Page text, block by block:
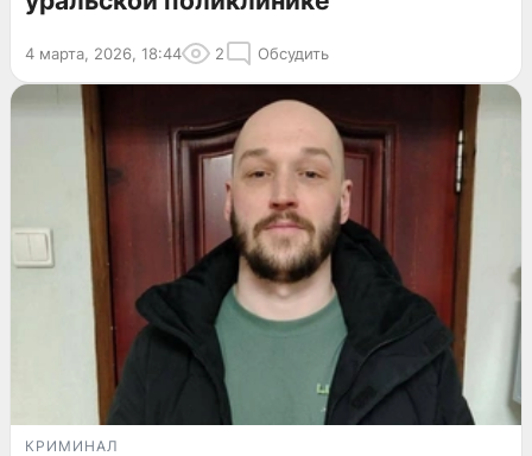
4 марта, 2026, 18:44 2 Обсудить
КРИМИНАЛ